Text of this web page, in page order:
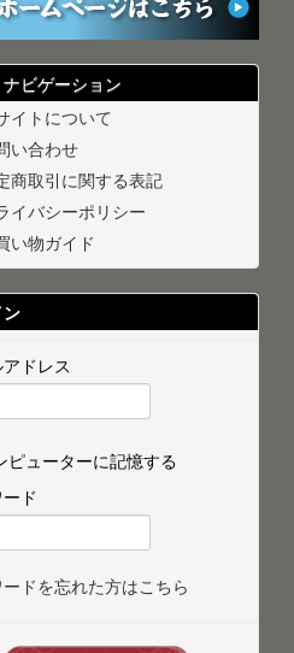
ビゲーション
イトについて
い合わせ
商取引に関する表記
イバシーポリシー
い物ガイド
ン
ドレス
ピューターに記憶する
ド
ドを忘れた方はこちら